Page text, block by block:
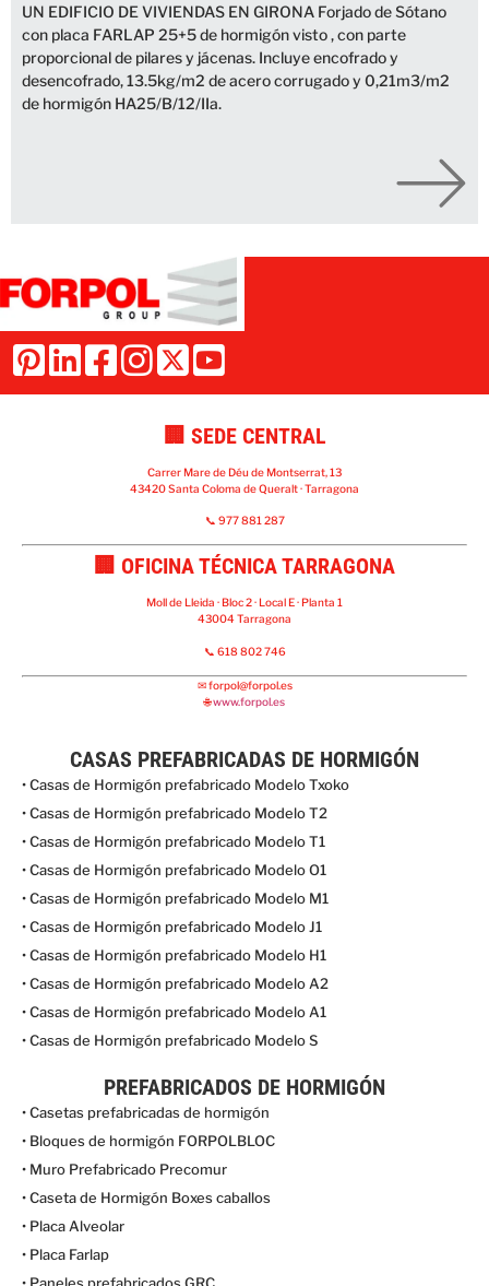
UN EDIFICIO DE VIVIENDAS EN GIRONA Forjado de Sótano
con placa FARLAP 25+5 de hormigón visto , con parte
proporcional de pilares y jácenas. Incluye encofrado y
desencofrado, 13.5kg/m2 de acero corrugado y 0,21m3/m2
de hormigón HA25/B/12/IIa.
🏢 SEDE CENTRAL
Carrer Mare de Déu de Montserrat, 13
43420 Santa Coloma de Queralt · Tarragona
📞 977 881 287
🏢 OFICINA TÉCNICA TARRAGONA
Moll de Lleida · Bloc 2 · Local E · Planta 1
43004 Tarragona
📞 618 802 746
✉forpol@forpol.es
🌐www.forpol.es
CASAS PREFABRICADAS DE HORMIGÓN
• Casas de Hormigón prefabricado Modelo Txoko
• Casas de Hormigón prefabricado Modelo T2
• Casas de Hormigón prefabricado Modelo T1
• Casas de Hormigón prefabricado Modelo O1
• Casas de Hormigón prefabricado Modelo M1
• Casas de Hormigón prefabricado Modelo J1
• Casas de Hormigón prefabricado Modelo H1
• Casas de Hormigón prefabricado Modelo A2
• Casas de Hormigón prefabricado Modelo A1
• Casas de Hormigón prefabricado Modelo S
PREFABRICADOS DE HORMIGÓN
• Casetas prefabricadas de hormigón
• Bloques de hormigón FORPOLBLOC
• Muro Prefabricado Precomur
• Caseta de Hormigón Boxes caballos
• Placa Alveolar
• Placa Farlap
• Paneles prefabricados GRC